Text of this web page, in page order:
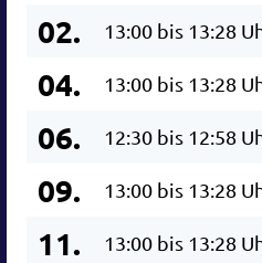
02.
13:00 bis 13:28
04. 13:00 bis 13:28
06. 12:30 bis 12:58
09. 13:00 bis 13:28
11. 13:00 bis 13:28